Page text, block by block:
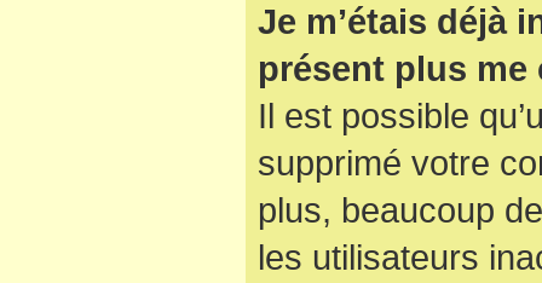
Je m’étais déjà
présent plus
Il est possible
supprimé votre
plus, beaucoup
les utilisateurs